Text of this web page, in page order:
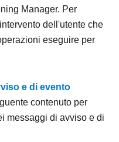
Manager. Per
dell'utente che
eseguire per
e di evento
contenuto per
messaggi di avviso e di